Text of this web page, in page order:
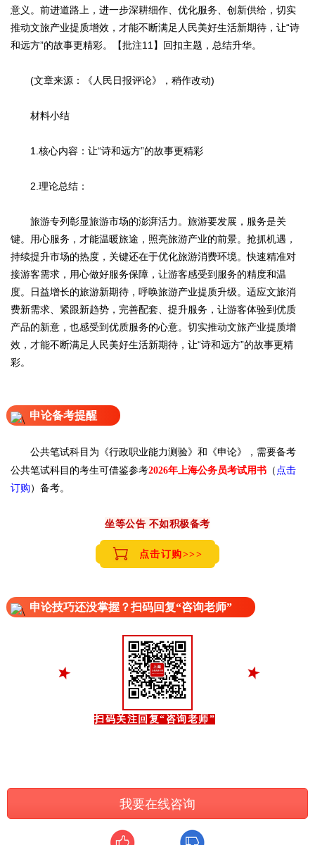
意义。前进道路上，进一步深耕细作、优化服务、创新供给，切实
推动文旅产业提质增效，才能不断满足人民美好生活新期待，让“诗
和远方”的故事更精彩。【批注11】回扣主题，总结升华。
(文章来源：《人民日报评论》，稍作改动)
材料小结
1.核心内容：让“诗和远方”的故事更精彩
2.理论总结：
旅游专列彰显旅游市场的澎湃活力。旅游要发展，服务是关
键。用心服务，才能温暖旅途，照亮旅游产业的前景。抢抓机遇，
持续提升市场的热度，关键还在于优化旅游消费环境。快速精准对
接游客需求，用心做好服务保障，让游客感受到服务的精度和温
度。日益增长的旅游新期待，呼唤旅游产业提质升级。适应文旅消
费新需求、紧跟新趋势，完善配套、提升服务，让游客体验到优质
产品的新意，也感受到优质服务的心意。切实推动文旅产业提质增
效，才能不断满足人民美好生活新期待，让“诗和远方”的故事更精
彩。
申论备考提醒
公共笔试科目为《行政职业能力测验》和《申论》，需要备考
公共笔试科目的考生可借鉴参考2026年上海公务员考试用书 （ 点击
订购）备考。
坐等公告 不如积极备考
点击订购>>>
申论技巧还没掌握？扫码回复“咨询老师”
扫码关注回复“咨询老师”
我要在线咨询